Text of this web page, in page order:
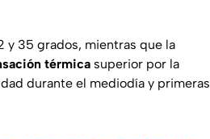
y 35 grados, mientras que la
térmica superior por la
durante el mediodía y primeras